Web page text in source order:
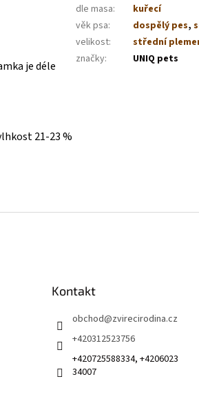
je déle
21-23 %
dle masa:
kuřecí
věk psa: dospělý pes,
velikost: střední
značky: UNIQ pets
Kontakt
obchod@zvirecirodina.cz
+420312523756
+420725588334, +4206023
34007